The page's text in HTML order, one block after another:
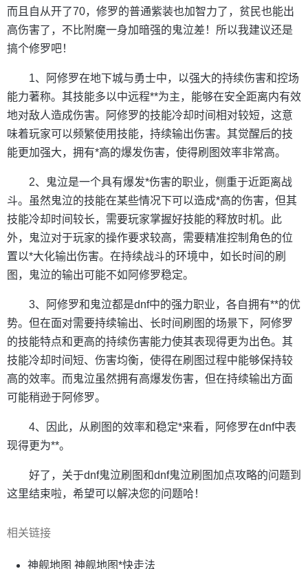
而且自从开了70，修罗的普通紫装也加智力了，贫民也能出
高伤害了，不比附魔一身加暗强的鬼泣差！所以我建议还是
搞个修罗吧！
1、阿修罗在地下城与勇士中，以强大的持续伤害和控场
能力著称。其技能多以中远程**为主，能够在安全距离内有效
地对敌人造成伤害。阿修罗的技能冷却时间相对较短，这意
味着玩家可以频繁使用技能，持续输出伤害。其觉醒后的技
能更加强大，拥有*高的爆发伤害，使得刷图效率非常高。
2、鬼泣是一个具有爆发*伤害的职业，侧重于近距离战
斗。虽然鬼泣的技能在某些情况下可以造成*高的伤害，但其
技能冷却时间较长，需要玩家掌握好技能的释放时机。此
外，鬼泣对于玩家的操作要求较高，需要精准控制角色的位
置以*大化输出伤害。在持续战斗的环境中，如长时间的刷
图，鬼泣的输出可能不如阿修罗稳定。
3、阿修罗和鬼泣都是dnf中的强力职业，各自拥有**的优
势。但在面对需要持续输出、长时间刷图的场景下，阿修罗
的技能特点和更高的持续伤害能力使其表现得更为出色。其
技能冷却时间短、伤害均衡，使得在刷图过程中能够保持较
高的效率。而鬼泣虽然拥有高爆发伤害，但在持续输出方面
可能稍逊于阿修罗。
4、因此，从刷图的效率和稳定*来看，阿修罗在dnf中表
现得更为**。
好了，关于dnf鬼泣刷图和dnf鬼泣刷图加点攻略的问题到
这里结束啦，希望可以解决您的问题哈！
相关链接
神舰地图 神舰地图*快走法